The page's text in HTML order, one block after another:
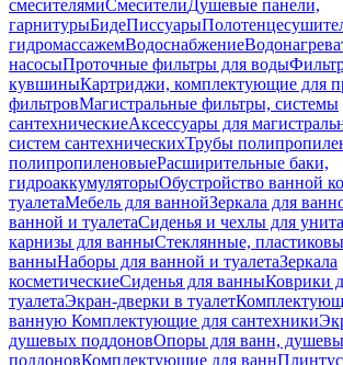
смесителямиСмесителиДушевые панели,
гарнитурыБидеПиссуары
гидромассажемВодоснабжение
насосыПроточные фильтры для воды
кувшиныКартриджи, комплектующие для
фильтровМагистральные фильтры, системы
сантехническиеАксессуары для
систем сантехническихТрубы
полипропиленовыеРасширительные баки,
гидроаккумуляторыОбустройство ванной
туалетаМебель для ваннойЗеркала для
ванной и туалетаСиденья и чехлы для
карнизы для ванныСтеклянные,
ванныНаборы для ванной и туалетаЗеркала
косметическиеСиденья для ванныКоврики
туалетаЭкран-дверки в туалет
ванную Комплектующие для сантехники
душевых поддоновОпоры для ванн,
поддоновКомплектующие для ванн